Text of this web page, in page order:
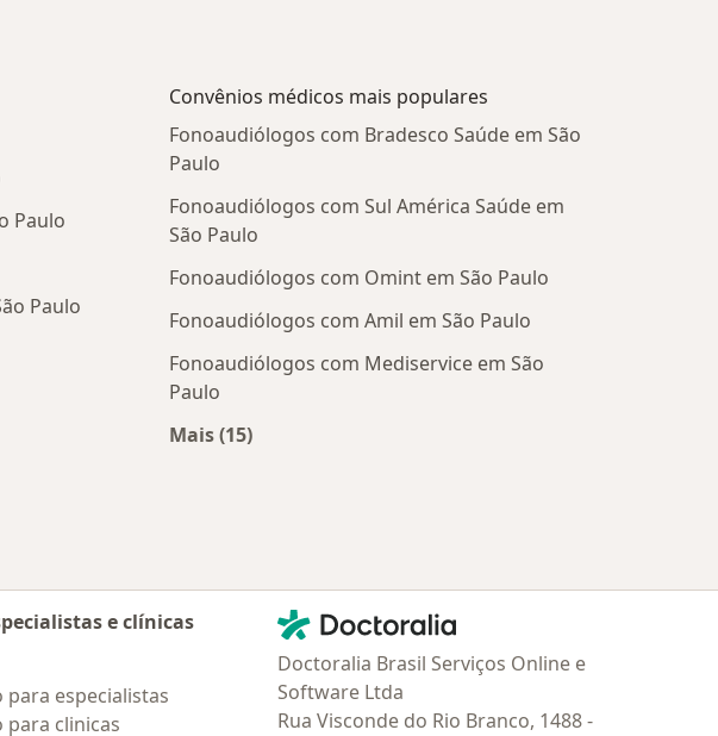
Paulo
Paulo
Convênios médicos mais populares
Fonoaudiólogos com Bradesco Saúde em São
Paulo
Fonoaudiólogos com Sul América Saúde em
São Paulo
Fonoaudiólogos com Omint em São Paulo
Fonoaudiólogos com Amil em São Paulo
Fonoaudiólogos com Mediservice em São
Paulo
Mais (15)
e clínicas
para especialistas
para clinicas
Contato
Doctoralia - Homepage
Doctoralia Brasil Serviços Online e
Software Ltda
Rua Visconde do Rio Branco, 1488 -